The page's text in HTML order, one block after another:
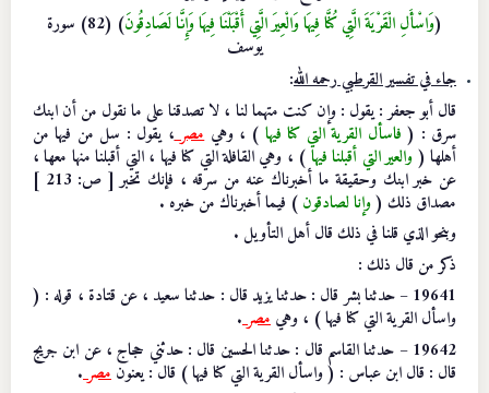
(وَاسْأَلِ الْقَرْيَةَ الَّتِي كُنَّا فِيهَا وَالْعِيرَ الَّتِي أَقْبَلْنَا فِيهَا وَإِنَّا لَصَادِقُونَ ) (82) سورة
يوسف
جاء في تفسير القرطبي رحمه الله:
قال أبو جعفر : يقول : وإن كنت متهما لنا ، لا تصدقنا على ما نقول من أن ابنك
سرق : ( فاسأل القرية التي كنا فيها ) ، وهيمصر ، يقول : سل من فيها من
أهلها (والعير التي أقبلنا فيها) ، وهي القافلة التي كنا فيها ، التي أقبلنا منها معها ،
عن خبر ابنك وحقيقة ما أخبرناك عنه من سرقه ، فإنك تخبر [ ص: 213 ]
مصداق ذلك (وإنا لصادقون) فيما أخبرناك من خبره .
وبنحو الذي قلنا في ذلك قال أهل التأويل .
ذكر من قال ذلك :
19641 – حدثنا بشر قال : حدثنا يزيد قال : حدثنا سعيد ، عن قتادة ، قوله : (
واسأل القرية التي كنا فيها ) ، وهيمصر.
19642 – حدثنا القاسم قال : حدثنا الحسين قال : حدثني حجاج ، عن ابن جريج
قال : قال ابن عباس : ( واسأل القرية التي كنا فيها ) قال : يعنونمصر.